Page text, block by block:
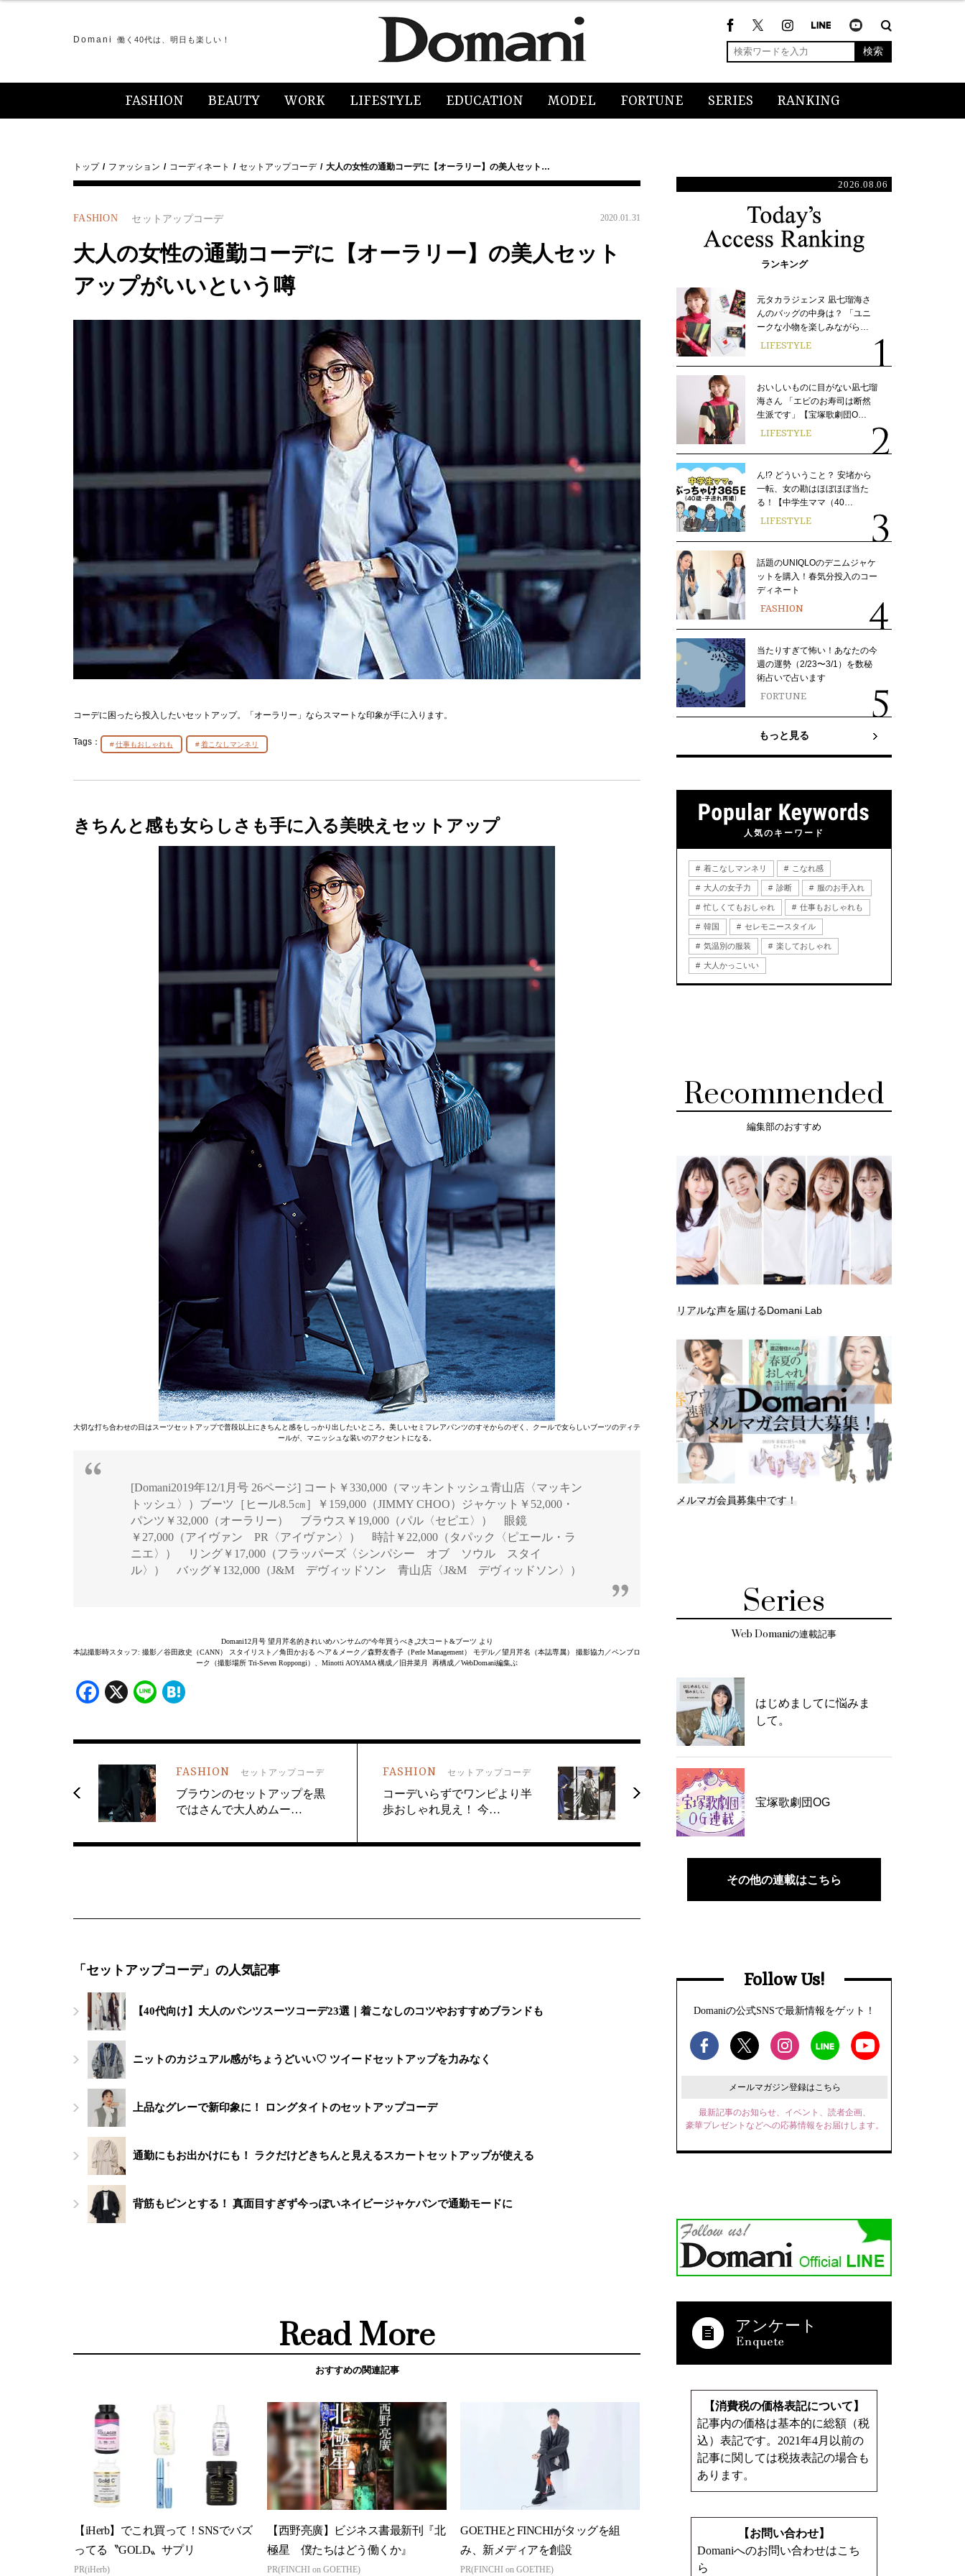
Domani 働く40代は、明日も楽しい！
検索
FASHION BEAUTY WORK LIFESTYLE EDUCATION MODEL FORTUNE SERIES RANKING
トップ ファッション コーディネート セットアップコーデ 大人の女性の通勤コーデに【オーラリー】の美人セット…
FASHION セットアップコーデ 2020.01.31
大人の女性の通勤コーデに【オーラリー】の美人セット
アップがいいという噂
コーデに困ったら投入したいセットアップ。「オーラリー」ならスマートな印象が手に入ります。
Tags： 仕事もおしゃれも 着こなしマンネリ
きちんと感も女らしさも手に入る美映えセットアップ
大切な打ち合わせの日はスーツセットアップで普段以上にきちんと感をしっかり出したいところ。美しいセミフレアパンツのすそからのぞく、クールで女らしいブーツのディテ
ールが、マニッシュな装いのアクセントになる。
[Domani2019年12/1月号 26ページ] コート￥330,000（マッキントッシュ青山店〈マッキン
トッシュ〉）ブーツ［ヒール8.5㎝］￥159,000（JIMMY CHOO）ジャケット￥52,000・
パンツ￥32,000（オーラリー） ブラウス￥19,000（パル〈セピエ〉） 眼鏡
￥27,000（アイヴァン PR〈アイヴァン〉） 時計￥22,000（タパック〈ピエール・ラ
ニエ〉） リング￥17,000（フラッパーズ〈シンパシー オブ ソウル スタイ
ル〉） バッグ￥132,000（J&M デヴィッドソン 青山店〈J&M デヴィッドソン〉）
Domani12月号 望月芹名的きれいめハンサムの“今年買うべき„2大コート&ブーツ より
本誌撮影時スタッフ: 撮影／谷田政史（CANN） スタイリスト／角田かおる ヘア＆メーク／森野友香子（Perle Management） モデル／望月芹名（本誌専属） 撮影協力／ペンブロ
ーク（撮影場所 Tri-Seven Roppongi）、Minotti AOYAMA 構成／旧井菜月 再構成／WebDomani編集ぶ
Facebook
X Line
FASHION セットアップコーデ
ブラウンのセットアップを黒
ではさんで大人めムー…
FASHION セットアップコーデ
コーデいらずでワンピより半
歩おしゃれ見え！ 今…
「セットアップコーデ」の人気記事
【40代向け】大人のパンツスーツコーデ23選｜着こなしのコツやおすすめブランドも
ニットのカジュアル感がちょうどいい♡ ツイードセットアップを力みなく
上品なグレーで新印象に！ ロングタイトのセットアップコーデ
通勤にもお出かけにも！ ラクだけどきちんと見えるスカートセットアップが使える
背筋もピンとする！ 真面目すぎず今っぽいネイビージャケパンで通勤モードに
Read More
おすすめの関連記事
【iHerb】でこれ買って！SNSでバズ
ってる〝GOLD〟サプリ
PR(iHerb)
【西野亮廣】ビジネス書最新刊『北
極星 僕たちはどう働くか』
PR(FINCHI on GOETHE)
GOETHEとFINCHIがタッグを組
み、新メディアを創設
PR(FINCHI on GOETHE)
2026.08.06
ランキング
元タカラジェンヌ 凪七瑠海さ
んのバッグの中身は？ 「ユニ
ークな小物を楽しみながら…
LIFESTYLE
おいしいものに目がない凪七瑠
海さん 「エビのお寿司は断然
生派です」【宝塚歌劇団O…
LIFESTYLE
ん!? どういうこと？ 安堵から
一転、女の勘はほぼほぼ当た
る！【中学生ママ（40…
LIFESTYLE
話題のUNIQLOのデニムジャケ
ットを購入！春気分投入のコー
ディネート
FASHION
当たりすぎて怖い！あなたの今
週の運勢（2/23〜3/1）を数秘
術占いで占います
FORTUNE
もっと見る
人気のキーワード
着こなしマンネリ こなれ感
大人の女子力 診断 服のお手入れ
忙しくてもおしゃれ 仕事もおしゃれも
韓国 セレモニースタイル
気温別の服装 楽しておしゃれ
大人かっこいい
Recommended
編集部のおすすめ
リアルな声を届けるDomani Lab
メルマガ会員募集中です！
Series
Web Domaniの連載記事
はじめましてに悩みま
して。
宝塚歌劇団OG
その他の連載はこちら
Follow Us!
Domaniの公式SNSで最新情報をゲット！
メールマガジン登録はこちら
最新記事のお知らせ、イベント、読者企画、
豪華プレゼントなどへの応募情報をお届けします。
アンケート
【消費税の価格表記について】
記事内の価格は基本的に総額（税
込）表記です。2021年4月以前の
記事に関しては税抜表記の場合も
あります。
【お問い合わせ】
Domaniへのお問い合わせはこち
ら